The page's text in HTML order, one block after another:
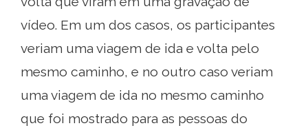
vídeo. Em um dos casos, os participantes
veriam uma viagem de ida e volta pelo
mesmo caminho, e no outro caso veriam
uma viagem de ida no mesmo caminho
que foi mostrado para as pessoas do